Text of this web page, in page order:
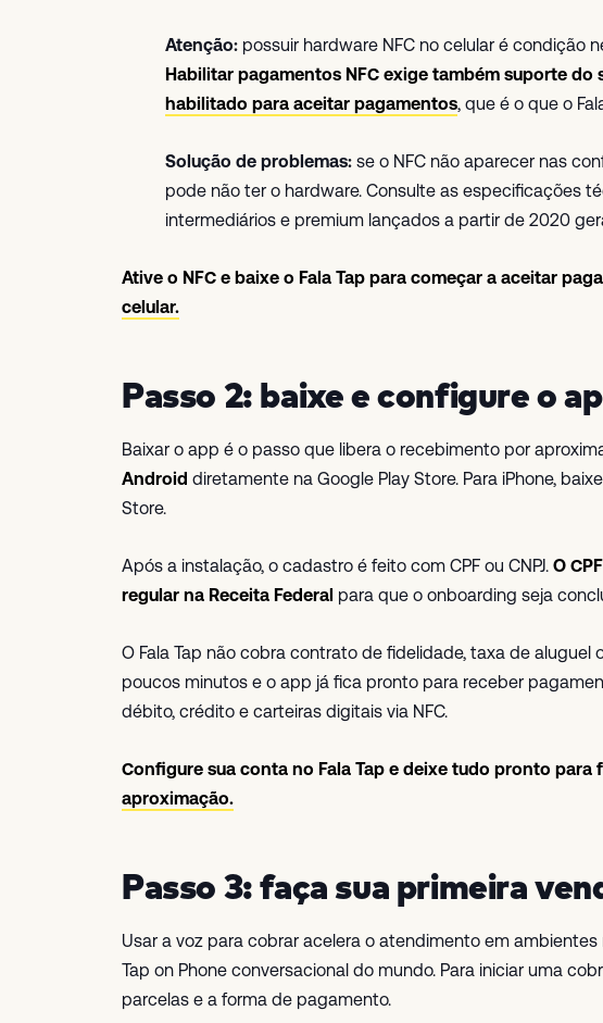
Atenção: possuir hardware NFC no celular é condição
Habilitar pagamentos NFC exige também suporte do
habilitado para aceitar pagamentos, que é o que o
Solução de problemas: se o NFC não aparecer nas
pode não ter o hardware. Consulte as especificações
intermediários e premium lançados a partir de 2020
Ative o NFC e baixe o Fala Tap para começar a aceitar
celular.
Passo 2: baixe e configure o
Baixar o app é o passo que libera o recebimento por
Android diretamente na Google Play Store. Para iPhone,
Store.
Após a instalação, o cadastro é feito com CPF ou CNPJ. O
regular na Receita Federal para que o onboarding seja
O Fala Tap não cobra contrato de fidelidade, taxa de aluguel
poucos minutos e o app já fica pronto para receber
débito, crédito e carteiras digitais via NFC.
Configure sua conta no Fala Tap e deixe tudo pronto para
aproximação.
Passo 3: faça sua primeira
Usar a voz para cobrar acelera o atendimento em ambientes
Tap on Phone conversacional do mundo. Para iniciar uma
parcelas e a forma de pagamento.